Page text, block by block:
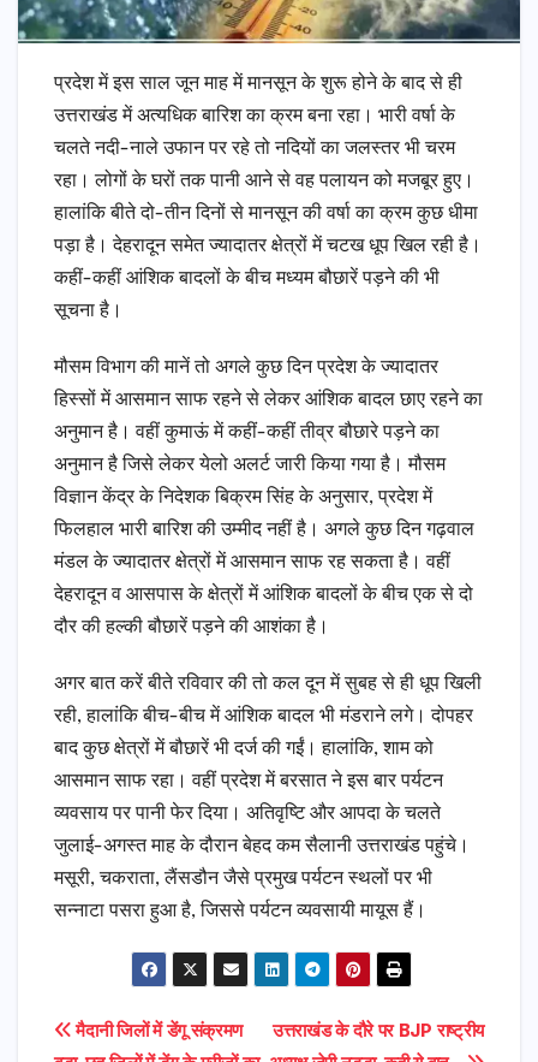
प्रदेश में इस साल जून माह में मानसून के शुरू होने के बाद से ही
उत्तराखंड में अत्यधिक बारिश का क्रम बना रहा। भारी वर्षा के
चलते नदी-नाले उफान पर रहे तो नदियों का जलस्तर भी चरम
रहा। लोगों के घरों तक पानी आने से वह पलायन को मजबूर हुए।
हालांकि बीते दो-तीन दिनों से मानसून की वर्षा का क्रम कुछ धीमा
पड़ा है। देहरादून समेत ज्यादातर क्षेत्रों में चटख धूप खिल रही है।
कहीं-कहीं आंशिक बादलों के बीच मध्यम बौछारें पड़ने की भी
सूचना है।
मौसम विभाग की मानें तो अगले कुछ दिन प्रदेश के ज्यादातर
हिस्सों में आसमान साफ रहने से लेकर आंशिक बादल छाए रहने का
अनुमान है। वहीं कुमाऊं में कहीं-कहीं तीव्र बौछारे पड़ने का
अनुमान है जिसे लेकर येलो अलर्ट जारी किया गया है। मौसम
विज्ञान केंद्र के निदेशक बिक्रम सिंह के अनुसार, प्रदेश में
फिलहाल भारी बारिश की उम्मीद नहीं है। अगले कुछ दिन गढ़वाल
मंडल के ज्यादातर क्षेत्रों में आसमान साफ रह सकता है। वहीं
देहरादून व आसपास के क्षेत्रों में आंशिक बादलों के बीच एक से दो
दौर की हल्की बौछारें पड़ने की आशंका है।
अगर बात करें बीते रविवार की तो कल दून में सुबह से ही धूप खिली
रही, हालांकि बीच-बीच में आंशिक बादल भी मंडराने लगे। दोपहर
बाद कुछ क्षेत्रों में बौछारें भी दर्ज की गईं। हालांकि, शाम को
आसमान साफ रहा। वहीं प्रदेश में बरसात ने इस बार पर्यटन
व्यवसाय पर पानी फेर दिया। अतिवृष्टि और आपदा के चलते
जुलाई-अगस्त माह के दौरान बेहद कम सैलानी उत्तराखंड पहुंचे।
मसूरी, चकराता, लैंसडौन जैसे प्रमुख पर्यटन स्थलों पर भी
सन्नाटा पसरा हुआ है, जिससे पर्यटन व्यवसायी मायूस हैं।
Post
उत्तराखंड के दौरे पर BJP राष्ट्रीय
मैदानी जिलों में डेंगू संक्रमण